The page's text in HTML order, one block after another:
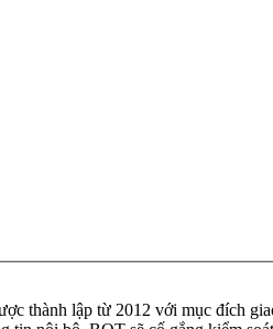
thành lập từ 2012 với mục đích